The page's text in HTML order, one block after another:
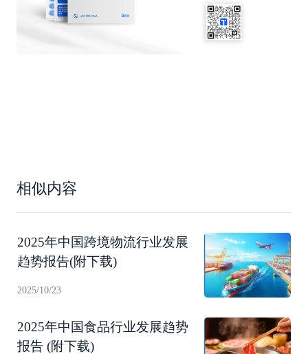
相似内容
2025年中国跨境物流行业发展
趋势报告(附下载)
2025/10/23
2025年中国食品行业发展趋势
报告 (附下载)